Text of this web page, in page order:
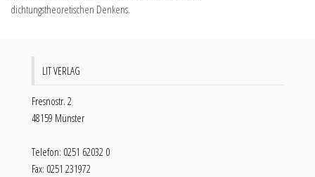
dichtungstheoretischen Denkens.
LIT VERLAG
Fresnostr. 2
48159 Münster
Telefon: 0251 62032 0
Fax: 0251 231972